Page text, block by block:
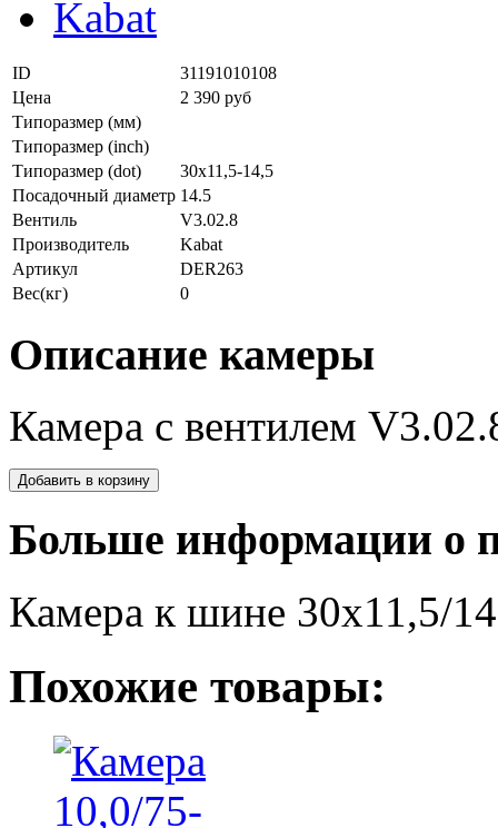
ID
31191010108
Цена
2 390 руб
Типоразмер (мм)
Типоразмер (inch)
Типоразмер (dot)
30x11,5-14,5
Посадочный диаметр 14.5
Вентиль
V3.02.8
Производитель
Kabat
Артикул
DER263
Вес(кг)
0
Описание камеры
Камера с вентилем
Больше информации о
Камера к шине 30х11,5/
Похожие товары: